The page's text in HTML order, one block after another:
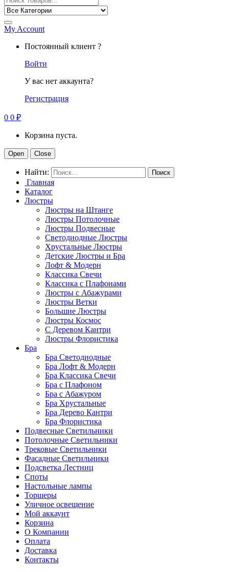
My Account
Постоянный клиент ?
Войти
У вас нет аккаунта?
Регистрация
0 0 ₽
Корзина пуста.
Open Close
Найти:
Главная
Каталог
Люстры
Люстры на Штанге
Люстры Потолочные
Люстры Подвесные
Светодиодные Люстры
Хрустальные Люстры
Детские Люстры и Бра
Лофт & Модерн
Классика Свечи
Классика с Плафонами
Люстры с Абажурами
Люстры Ветки
Большие Люстры
Люстры Космос
С Деревом Кантри
Люстры Флористика
Бра
Бра Светодиодные
Бра Лофт & Модерн
Бра Классика Свечи
Бра с Плафоном
Бра с Абажуром
Бра Хрустальные
Бра Дерево Кантри
Бра Флористика
Подвесные Светильники
Потолочные Светильники
Трековые Светильники
Фасадные Светильники
Подсветка Лестниц
Споты
Настольные лампы
Торшеры
Уличное освещение
Мой аккаунт
Корзина
О Компании
Оплата
Доставка
Контакты